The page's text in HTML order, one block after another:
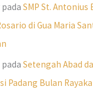
pada SMP St. Antonius
di Gua Maria
pada Setengah Abad
Padang Bulan